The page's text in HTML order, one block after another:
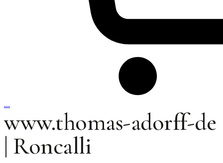
…
www.thomas-adorff-de
| Roncalli